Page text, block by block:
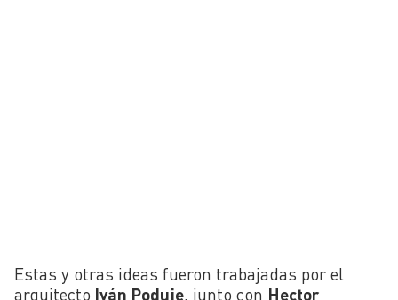
Estas y otras ideas fueron trabajadas por el
arquitecto Iván Poduje, junto con Hector